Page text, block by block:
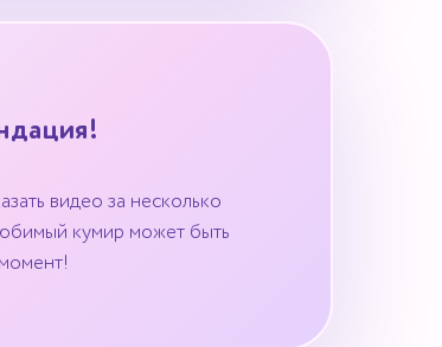
видео за несколько
кумир может быть